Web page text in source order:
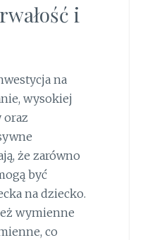
i
na
wysokiej
oraz
że zarówno
być
na dziecko.
wymienne
co